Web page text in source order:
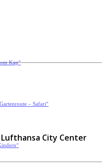
Kap“
– Safari“
Lufthansa City Center